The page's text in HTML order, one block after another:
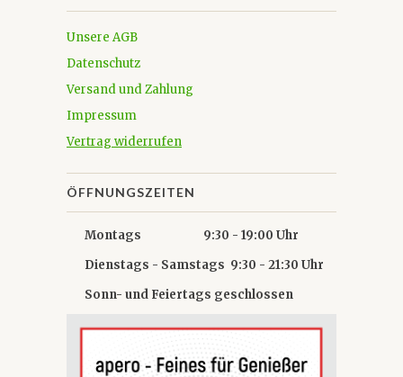
Unsere AGB
Datenschutz
Versand und Zahlung
Impressum
Vertrag widerrufen
ÖFFNUNGSZEITEN
Montags 9:30 - 19:00 Uhr
Dienstags - Samstags 9:30 - 21:30 Uhr
Sonn- und Feiertags geschlossen